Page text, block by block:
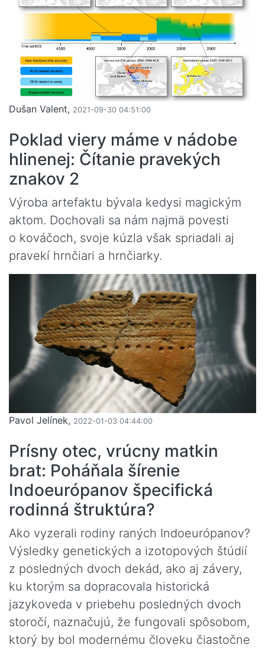
Dušan Valent, 2021-09-30 04:51:00
Poklad viery máme v nádobe
hlinenej: Čítanie pravekých
znakov 2
Výroba artefaktu bývala kedysi magickým
aktom. Dochovali sa nám najmä povesti
o kováčoch, svoje kúzla však spriadali aj
pravekí hrnčiari a hrnčiarky.
Pavol Jelínek, 2022-01-03 04:44:00
Prísny otec, vrúcny matkin
brat: Poháňala šírenie
Indoeurópanov špecifická
rodinná štruktúra?
Ako vyzerali rodiny raných Indoeurópanov?
Výsledky genetických a izotopových štúdií
z posledných dvoch dekád, ako aj závery,
ku ktorým sa dopracovala historická
jazykoveda v priebehu posledných dvoch
storočí, naznačujú, že fungovali spôsobom,
ktorý by bol modernému človeku čiastočne